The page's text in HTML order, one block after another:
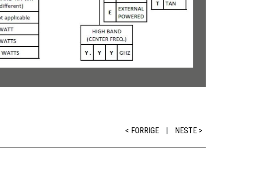
< FORRIGE | NESTE >